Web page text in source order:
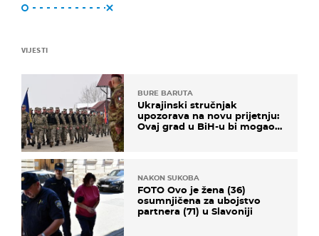
VIJESTI
BURE BARUTA
Ukrajinski stručnjak
upozorava na novu prijetnju:
Ovaj grad u BiH-u bi mogao
NAKON SUKOBA
FOTO Ovo je žena (36)
osumnjičena za ubojstvo
partnera (71) u Slavoniji